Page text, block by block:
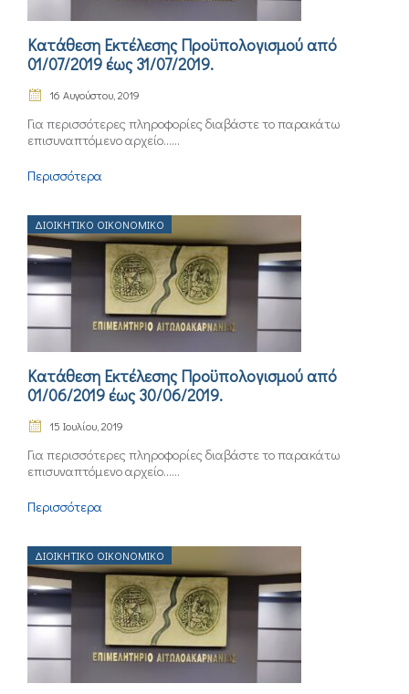
Κατάθεση Εκτέλεσης Προϋπολογισμού από
01/07/2019 έως 31/07/2019.
16 Αυγούστου, 2019
Για περισσότερες πληροφορίες διαβάστε το παρακάτω
επισυναπτόμενο αρχείο......
Περισσότερα
ΔΙΟΙΚΗΤΙΚΌ ΟΙΚΟΝΟΜΙΚΌ
Κατάθεση Εκτέλεσης Προϋπολογισμού από
01/06/2019 έως 30/06/2019.
15 Ιουλίου, 2019
Για περισσότερες πληροφορίες διαβάστε το παρακάτω
επισυναπτόμενο αρχείο......
Περισσότερα
ΔΙΟΙΚΗΤΙΚΌ ΟΙΚΟΝΟΜΙΚΌ